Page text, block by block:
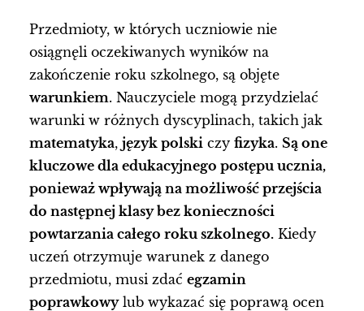
Przedmioty, w których uczniowie nie
osiągnęli oczekiwanych wyników na
zakończenie roku szkolnego, są objęte
warunkiem. Nauczyciele mogą przydzielać
warunki w różnych dyscyplinach, takich jak
matematyka, język polski czy fizyka. Są one
kluczowe dla edukacyjnego postępu ucznia,
ponieważ wpływają na możliwość przejścia
do następnej klasy bez konieczności
powtarzania całego roku szkolnego. Kiedy
uczeń otrzymuje warunek z danego
przedmiotu, musi zdać egzamin
poprawkowylub wykazać się poprawą ocen